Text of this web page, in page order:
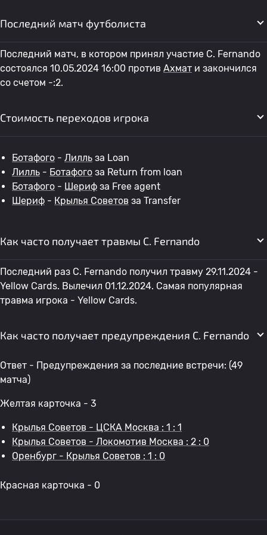
Последний матч футболиста
Последний матч, в котором принял участие C. Fernando
состоялся 10.05.2024 16:00 против Ахмат и закончился
со счетом -:2.
Стоимость переходов игрока
Ботафого - Лилль за Loan
Лилль - Ботафого за Return from loan
Ботафого - Шериф за Free agent
Шериф - Крылья Советов за Transfer
Как часто получает травмы C. Fernando
Последний раз C. Fernando получил травму 29.11.2024 -
Yellow Cards. Вылечил 01.12.2024. Самая популярная
травма игрока - Yellow Cards.
Как часто получает предупреждения C. Fernando
Ответ - Предупреждения за последние встречи: (49
матча)
Желтая карточка - 3
Крылья Советов - ЦСКА Москва : 1 : 1
Крылья Советов - Локомотив Москва : 2 : 0
Оренбург - Крылья Советов : 1 : 0
Красная карточка - 0